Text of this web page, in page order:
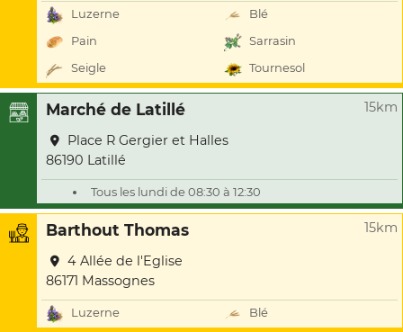
Luzerne
Blé
Pain
Sarrasin
Seigle
Tournesol
Marché de Latillé 15km
Place R Gergier et Halles
86190 Latillé
Tous les lundi de 08:30 à 12:30
Barthout Thomas 15km
4 Allée de l'Eglise
86171 Massognes
Luzerne Blé